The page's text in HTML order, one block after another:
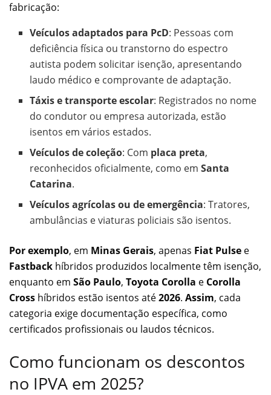
fabricação:
Veículos adaptados para PcD: Pessoas com
deficiência física ou transtorno do espectro
autista podem solicitar isenção, apresentando
laudo médico e comprovante de adaptação.
Táxis e transporte escolar: Registrados no nome
do condutor ou empresa autorizada, estão
isentos em vários estados.
Veículos de coleção: Com placa preta,
reconhecidos oficialmente, como emSanta
Catarina.
Veículos agrícolas ou de emergência: Tratores,
ambulâncias e viaturas policiais são isentos.
Por exemplo, em Minas Gerais, apenas Fiat Pulse e
Fastback híbridos produzidos localmente têm isenção,
enquanto em São Paulo, Toyota Corolla e Corolla
Cross híbridos estão isentos até2026. Assim, cada
categoria exige documentação específica, como
certificados profissionais ou laudos técnicos.
Como funcionam os descontos
no IPVA em 2025?